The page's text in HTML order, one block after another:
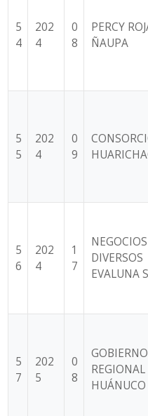
5
4
202
4
0
8
PERCY
ÑAUPA
5
5
202
4
0
9
5
6
202
4
1
7
NEGOCIOS
DIVERSOS
EVALUNA
5
7
202
5
0
8
GOBIERNO
REGIONAL
HUÁNUCO